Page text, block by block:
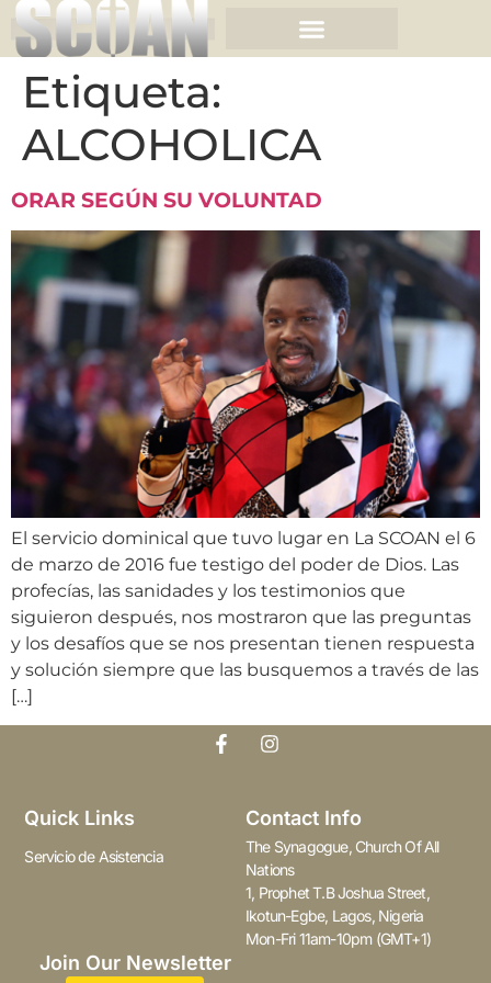
Etiqueta:
ALCOHOLICA
ORAR SEGÚN SU VOLUNTAD
El servicio dominical que tuvo lugar en La SCOAN el 6
de marzo de 2016 fue testigo del poder de Dios. Las
profecías, las sanidades y los testimonios que
siguieron después, nos mostraron que las preguntas
y los desafíos que se nos presentan tienen respuesta
y solución siempre que las busquemos a través de las
[…]
Quick Links
Servicio de Asistencia
Contact Info
The Synagogue, Church Of All
Nations
1, Prophet T.B Joshua Street,
Ikotun-Egbe, Lagos, Nigeria
Mon-Fri 11am-10pm (GMT+1)
Join Our Newsletter